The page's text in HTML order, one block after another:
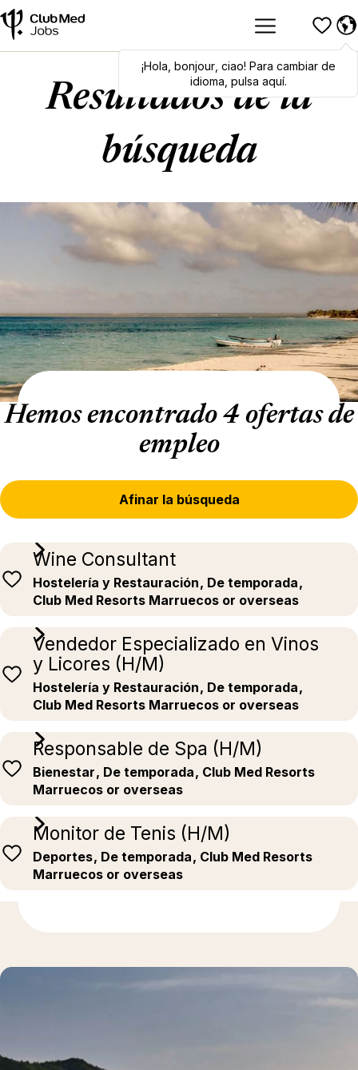
Hola,bonjour,ciao! To switch
languages, click here!
¡Hola bonjour, ciao! Para cambiar de
idioma, pulsa aquí.
Resultados de la
búsqueda
Hemos encontrado 4 ofertas de
empleo
Afinar la búsqueda
Wine Consultant
Hostelería y Restauración, De temporada,
Club Med Resorts Marruecos or overseas
Vendedor Especializado en Vinos
y Licores (H/M)
Hostelería y Restauración, De temporada,
Club Med Resorts Marruecos or overseas
Responsable de Spa (H/M)
Bienestar, De temporada, Club Med Resorts
Marruecos or overseas
Monitor de Tenis (H/M)
Deportes, De temporada, Club Med Resorts
Marruecos or overseas